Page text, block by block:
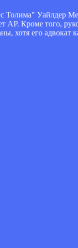
Уайлдер
AP. Кроме того,
хотя его адвокат